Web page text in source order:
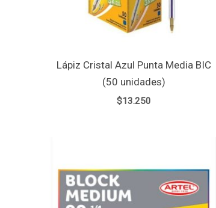
Lápiz Cristal Azul Punta Media BIC
(50 unidades)
$13.250